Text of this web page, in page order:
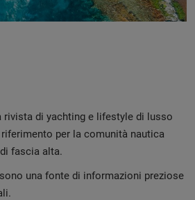
rivista di yachting e lifestyle di lusso
per la comunità nautica
fascia alta.
una fonte di informazioni preziose